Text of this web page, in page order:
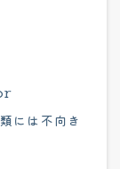
には不向き